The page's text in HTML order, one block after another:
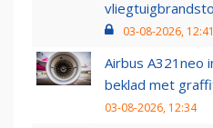
03-08-2026, 12:41
Airbus A321neo
beklad met
03-08-2026, 12:34